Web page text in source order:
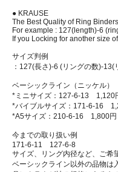
● KRAUSE
The Best Quality of Ring Binders.
For example : 127(length)-6
If you Locking for another size
サイズ判例
：127(長さ)-6 (リングの数)-13(
ベーシックライン（ニッケル）
*ミニサイズ：127-6-13 1,120
*バイブルサイズ：171-6-16
*A5サイズ：210-6-16 1,800円
今までの取り扱い例
171-6-11 127-6-8
サイズ、リング内径など、ご希
ベーシックライン以外の品物は